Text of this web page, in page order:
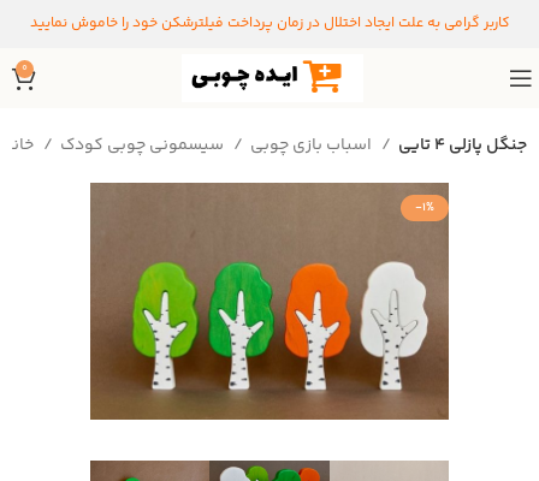
کاربر گرامی به علت ایجاد اختلال در زمان پرداخت فیلترشکن خود را خاموش نمایید
0
خانه جنگل پازلی ۴ تایی
-1%